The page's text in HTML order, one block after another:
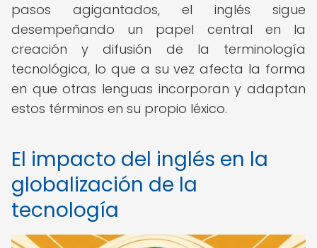
pasos agigantados, el inglés sigue
desempeñando un papel central en la
creación y difusión de la terminología
tecnológica, lo que a su vez afecta la forma
en que otras lenguas incorporan y adaptan
estos términos en su propio léxico.
El impacto del inglés en la
globalización de la
tecnología